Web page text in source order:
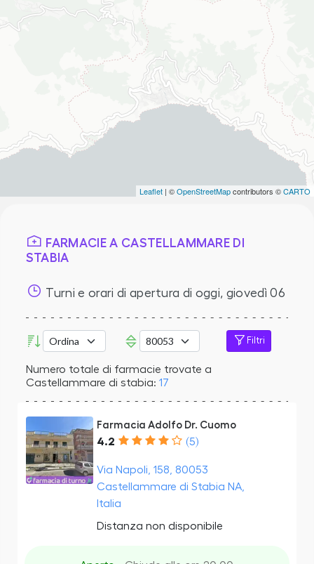
Leaflet | ©OpenStreetMapcontributors ©CARTO
FARMACIE A CASTELLAMMARE DI
STABIA
Turni e orari di apertura di oggi, giovedì 06
Filtri
Numero totale di farmacie trovate a
Castellammare di stabia: 17
Farmacia Adolfo Dr. Cuomo
4.2 (5)
Via Napoli, 158, 80053
Castellammare di Stabia NA,
Italia
Distanza non disponibile